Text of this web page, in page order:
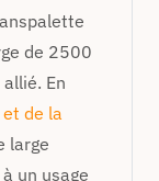
de 2500
En
de la
large
un usage